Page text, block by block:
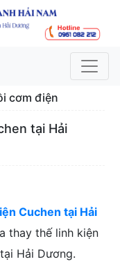
cơm điện
tại Hải
Cuchen tại Hải
thay thế linh kiện
Hải Dương.